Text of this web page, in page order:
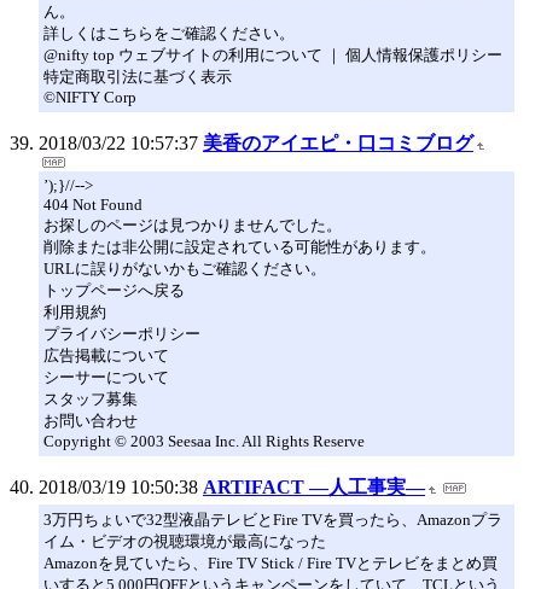
ん。
詳しくはこちらをご確認ください。
@nifty top ウェブサイトの利用について ｜ 個人情報保護ポリシー
特定商取引法に基づく表示
©NIFTY Corp
2018/03/22 10:57:37 美香のアイエピ・口コミブログ
’);}//-->
404 Not Found
お探しのページは見つかりませんでした。
削除または非公開に設定されている可能性があります。
URLに誤りがないかもご確認ください。
トップページへ戻る
利用規約
プライバシーポリシー
広告掲載について
シーサーについて
スタッフ募集
お問い合わせ
Copyright © 2003 Seesaa Inc. All Rights Reserve
2018/03/19 10:50:38 ARTIFACT ―人工事実―
3万円ちょいで32型液晶テレビとFire TVを買ったら、Amazonプラ
イム・ビデオの視聴環境が最高になった
Amazonを見ていたら、Fire TV Stick / Fire TVとテレビをまとめ買
いすると5,000円OFFというキャンペーンをしていて、TCLという